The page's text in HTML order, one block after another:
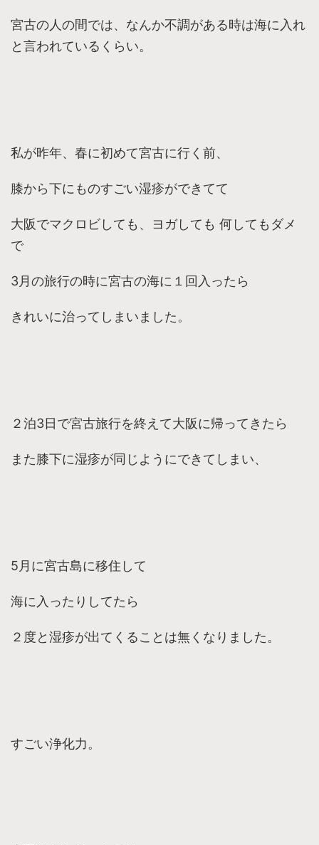
宮古の人の間では、なんか不調がある時は海に入れ
と言われているくらい。
私が昨年、春に初めて宮古に行く前、
膝から下にものすごい湿疹ができてて
大阪でマクロビしても、ヨガしても 何してもダメ
で
3月の旅行の時に宮古の海に１回入ったら
きれいに治ってしまいました。
２泊3日で宮古旅行を終えて大阪に帰ってきたら
また膝下に湿疹が同じようにできてしまい、
5月に宮古島に移住して
海に入ったりしてたら
２度と湿疹が出てくることは無くなりました。
すごい浄化力。